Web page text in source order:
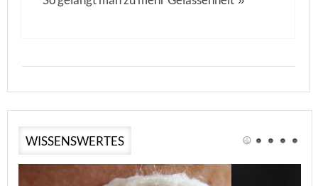
WISSENSWERTES